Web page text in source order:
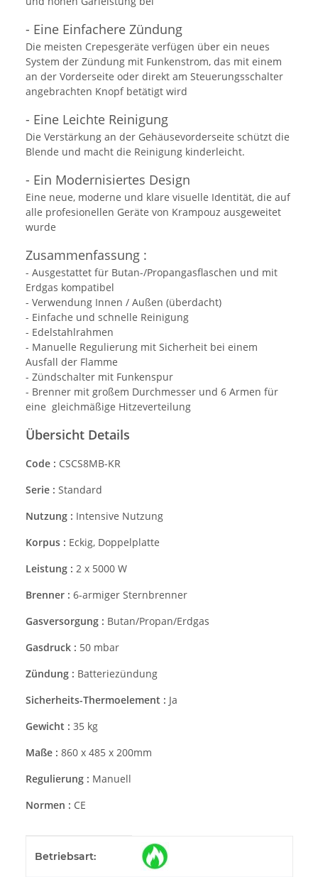
- Eine Einfachere Zündung
Die meisten Crepesgeräte verfügen über ein neues
System der Zündung mit Funkenstrom, das mit einem
an der Vorderseite oder direkt am Steuerungsschalter
angebrachten Knopf betätigt wird
- Eine Leichte Reinigung
Die Verstärkung an der Gehäusevorderseite schützt die
Blende und macht die Reinigung kinderleicht.
- Ein Modernisiertes Design
Eine neue, moderne und klare visuelle Identität, die auf
alle profesionellen Geräte von Krampouz ausgeweitet
wurde
Zusammenfassung :
- Ausgestattet für Butan-/Propangasflaschen und mit
Erdgas kompatibel
- Verwendung Innen / Außen (überdacht)
- Einfache und schnelle Reinigung
- Edelstahlrahmen
- Manuelle Regulierung mit Sicherheit bei einem
Ausfall der Flamme
- Zündschalter mit Funkenspur
- Brenner mit großem Durchmesser und 6 Armen für
eine gleichmäßige Hitzeverteilung
Übersicht Details
Code : CSCS8MB-KR
Serie : Standard
Nutzung : Intensive Nutzung
Korpus : Eckig, Doppelplatte
Leistung : 2 x 5000 W
Brenner : 6-armiger Sternbrenner
Gasversorgung : Butan/Propan/Erdgas
Gasdruck : 50 mbar
Zündung : Batteriezündung
Sicherheits-Thermoelement : Ja
Gewicht : 35 kg
Maße : 860 x 485 x 200mm
Regulierung : Manuell
Normen : CE
Betriebsart: